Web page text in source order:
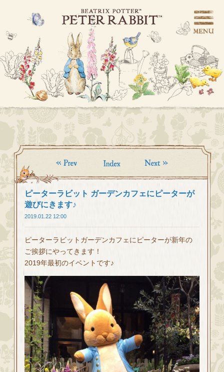
ピーターラビット ガーデンカフェにピーターが
遊びにきます♪
2019.01.22 12:00
ピーターラビットガーデンカフェにピーターが新年の
ご挨拶にやってきます！
2019年最初のイベントです♪